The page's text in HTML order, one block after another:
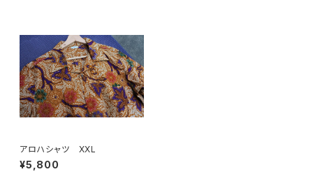
アロハシャツ XXL
¥5,800